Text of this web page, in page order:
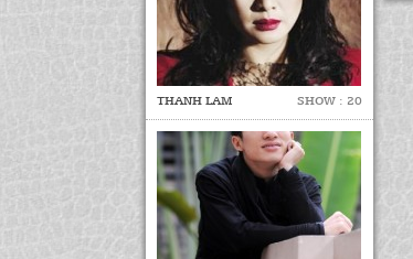
THANH LAM SHOW : 20